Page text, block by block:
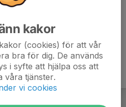
alla medlemmar.
kakor
(cookies) för att vår
bra för dig. De används
i syfte att hjälpa oss att
våra tjänster.
vi cookies